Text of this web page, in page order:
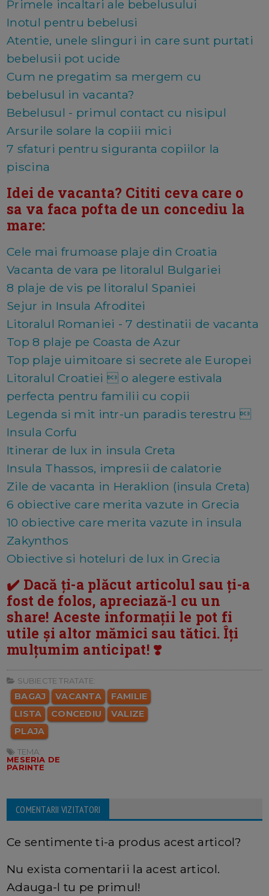
Primele incaltari ale bebelusului
Inotul pentru bebelusi
Atentie, unele slinguri in care sunt purtati
bebelusii pot ucide
Cum ne pregatim sa mergem cu
bebelusul in vacanta?
Bebelusul - primul contact cu nisipul
Arsurile solare la copiii mici
7 sfaturi pentru siguranta copiilor la
piscina
Idei de vacanta? Cititi ceva care o
sa va faca pofta de un concediu la
mare:
Cele mai frumoase plaje din Croatia
Vacanta de vara pe litoralul Bulgariei
8 plaje de vis pe litoralul Spaniei
Sejur in Insula Afroditei
Litoralul Romaniei - 7 destinatii de vacanta
Top 8 plaje pe Coasta de Azur
Top plaje uimitoare si secrete ale Europei
Litoralul Croatiei  o alegere estivala
perfecta pentru familii cu copii
Legenda si mit intr-un paradis terestru 
Insula Corfu
Itinerar de lux in insula Creta
Insula Thassos, impresii de calatorie
Zile de vacanta in Heraklion (insula Creta)
6 obiective care merita vazute in Grecia
10 obiective care merita vazute in insula
Zakynthos
Obiective si hoteluri de lux in Grecia
✔️ Dacă ți-a plăcut articolul sau ți-a
fost de folos, apreciază-l cu un
share! Aceste informații le pot fi
utile și altor mămici sau tătici. Îți
mulțumim anticipat! ❣️
SUBIECTE TRATATE:
BAGAJ VACANTA
FAMILIE
LISTA
CONCEDIU
VALIZE
PLAJA
TEMA:
MESERIA DE
PARINTE
COMENTARII VIZITATORI
Ce sentimente ti-a produs acest articol?
Nu exista comentarii la acest articol.
Adauga-l tu pe primul!